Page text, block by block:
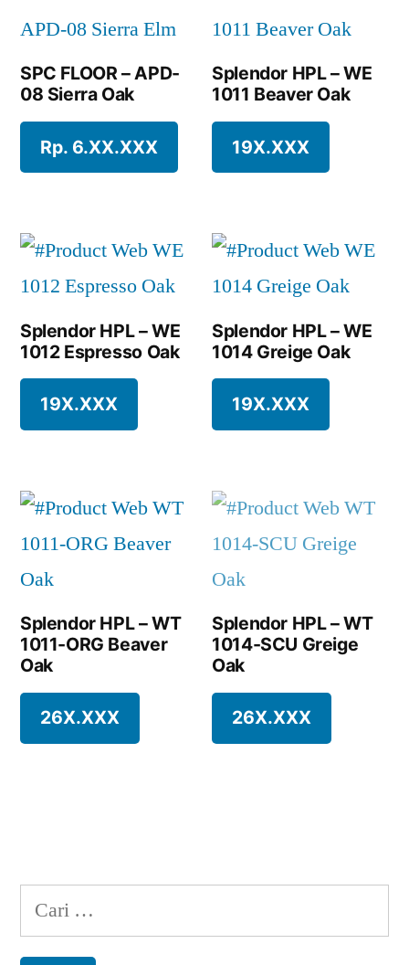
SPC FLOOR – APD-
08 Sierra Oak
Rp. 6.XX.XXX
Splendor HPL – WE
1011 Beaver Oak
19X.XXX
Splendor HPL – WE
1012 Espresso Oak
19X.XXX
Splendor HPL – WE
1014 Greige Oak
19X.XXX
Splendor HPL – WT
1011-ORG Beaver
Oak
26X.XXX
Splendor HPL – WT
1014-SCU Greige
Oak
26X.XXX
Cari
untuk: